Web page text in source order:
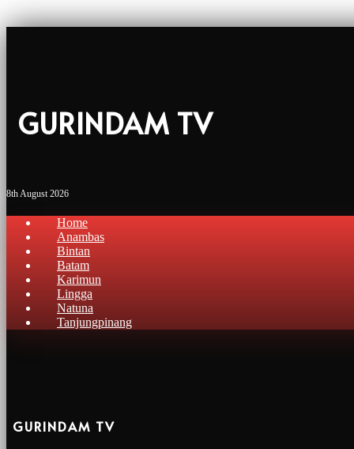
GURINDAM TV
8th August 2026
Home
Anambas
Bintan
Batam
Karimun
Lingga
Natuna
Tanjungpinang
GURINDAM TV